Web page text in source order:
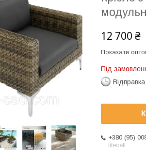
12 700 ₴
Показати
Під
+380 (95)
lifecell